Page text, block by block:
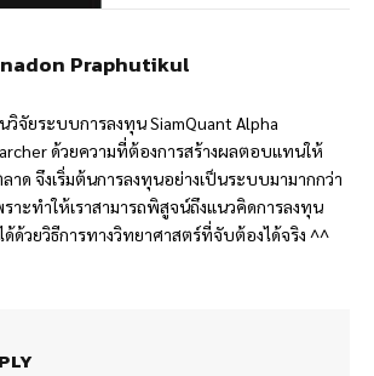
Praphutikul
วิจัยระบบการลงทุน SiamQuant Alpha
ด้วยความที่ต้องการสร้างผลตอบแทนให้
าด จึงเริ่มต้นการลงทุนอย่างเป็นระบบมามากกว่า
าะทำให้เราสามารถพิสูจน์ถึงแนวคิดการลงทุน
ด้ด้วยวิธีการทางวิทยาศาสตร์ที่จับต้องได้จริง ^^